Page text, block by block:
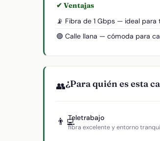
✔ Ventajas
📡 Fibra de 1 Gbps — ideal
🟢 Calle llana — cómoda para
👥¿Para quién es esta
👨‍💻Teletrabajo
fibra excelente y entorno